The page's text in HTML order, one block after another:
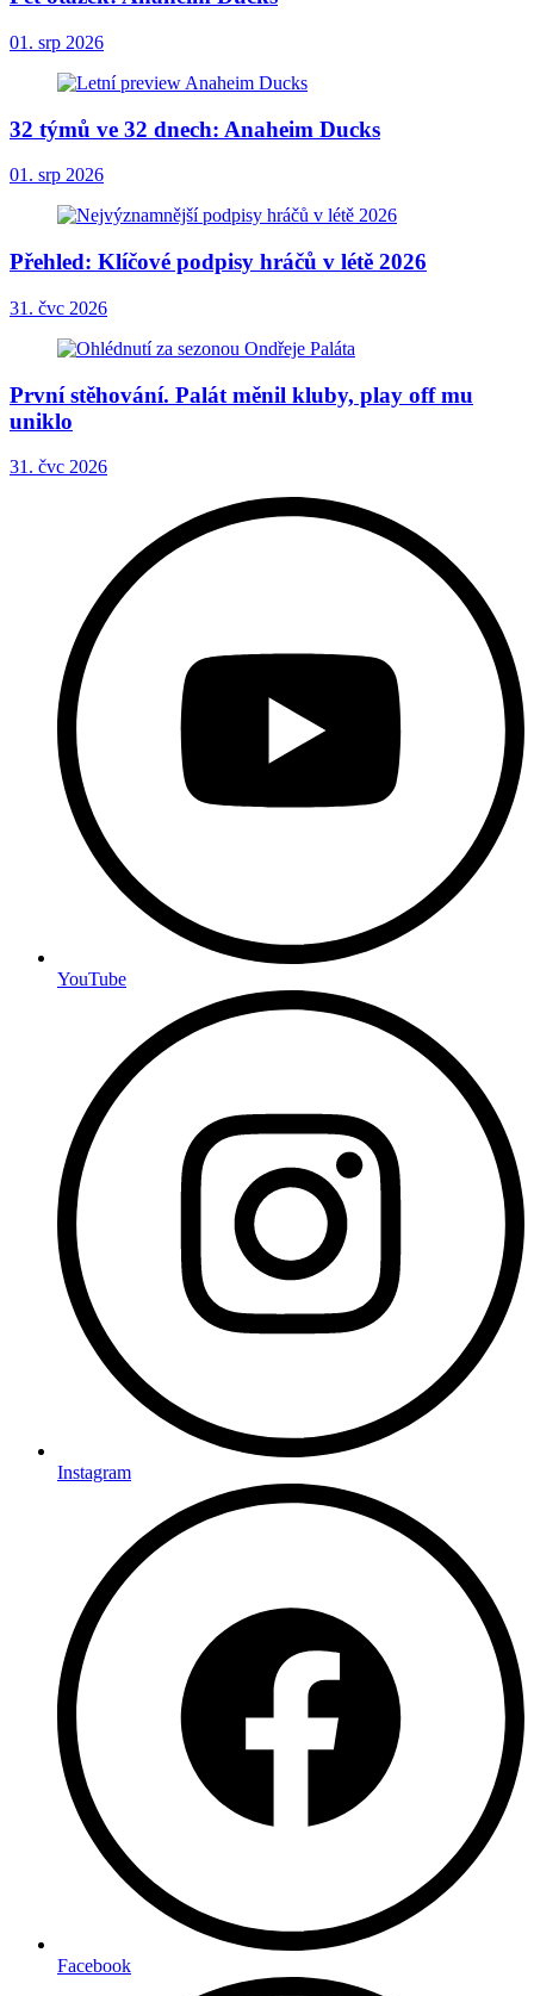
01. srp 2026
32 týmů ve 32 dnech: Anaheim Ducks
01. srp 2026
Přehled: Klíčové podpisy hráčů v létě 2026
31. čvc 2026
První stěhování. Palát měnil kluby, play off mu
uniklo
31. čvc 2026
YouTube
Instagram
Facebook